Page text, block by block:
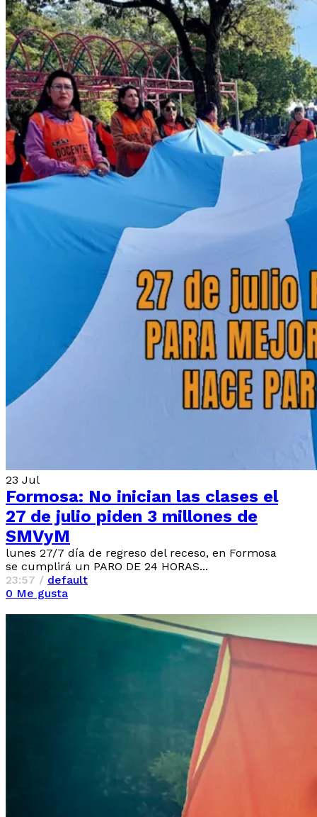
Noticias
23 Jul
Formosa: No inician las clases el
27 de julio piden 3 millones de
SMVyM
lunes 27/7 día de regreso del receso, en Formosa
se cumplirá un PARO DE 24 HORAS...
23:57 / default
0 Me gusta